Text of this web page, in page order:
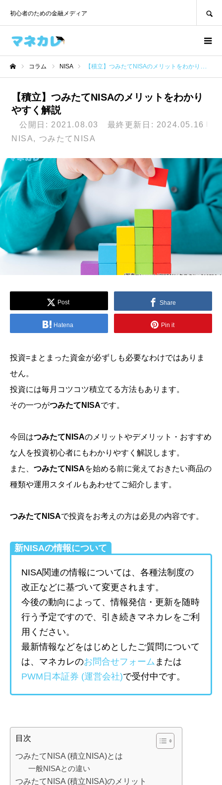
初心者のための金融メディア
コラム NISA 【積立】つみたてNISAのメリットをわかりやすく解説
【積立】つみたてNISAのメリットをわかり
やすく解説
公開日: 2021.08.03 最終更新日: 2024.05.16
NISA
つみたてNISA
Post Share
Hatena Pin it
投資=まとまった資金が必ずしも必要なわけではありま
せん。
投資には毎月コツコツ積立てる方法もあります。
その一つがつみたてNISAです。
今回はつみたてNISAのメリットやデメリット・おすすめ
な人を投資初心者にもわかりやすく解説します。
また、 つみたてNISAを始める前に覚えておきたい商品の
種類や運用スタイルもあわせてご紹介します。
つみたてNISAで投資をお考えの方は必見の内容です。
新NISAの情報について
NISA関連の情報については、各種法制度の
改正などに基づいて変更されます。
今後の動向によって、情報発信・更新を随時
行う予定ですので、引き続きマネカレをご利
用ください。
最新情報などをはじめとしたご質問について
は、マネカレのお問合せフォーム または
PWM日本証券 (運営会社)で受付中です。
目次
つみたてNISA (積立NISA)とは
一般NISAとの違い
つみたてNISA (積立NISA)のメリット